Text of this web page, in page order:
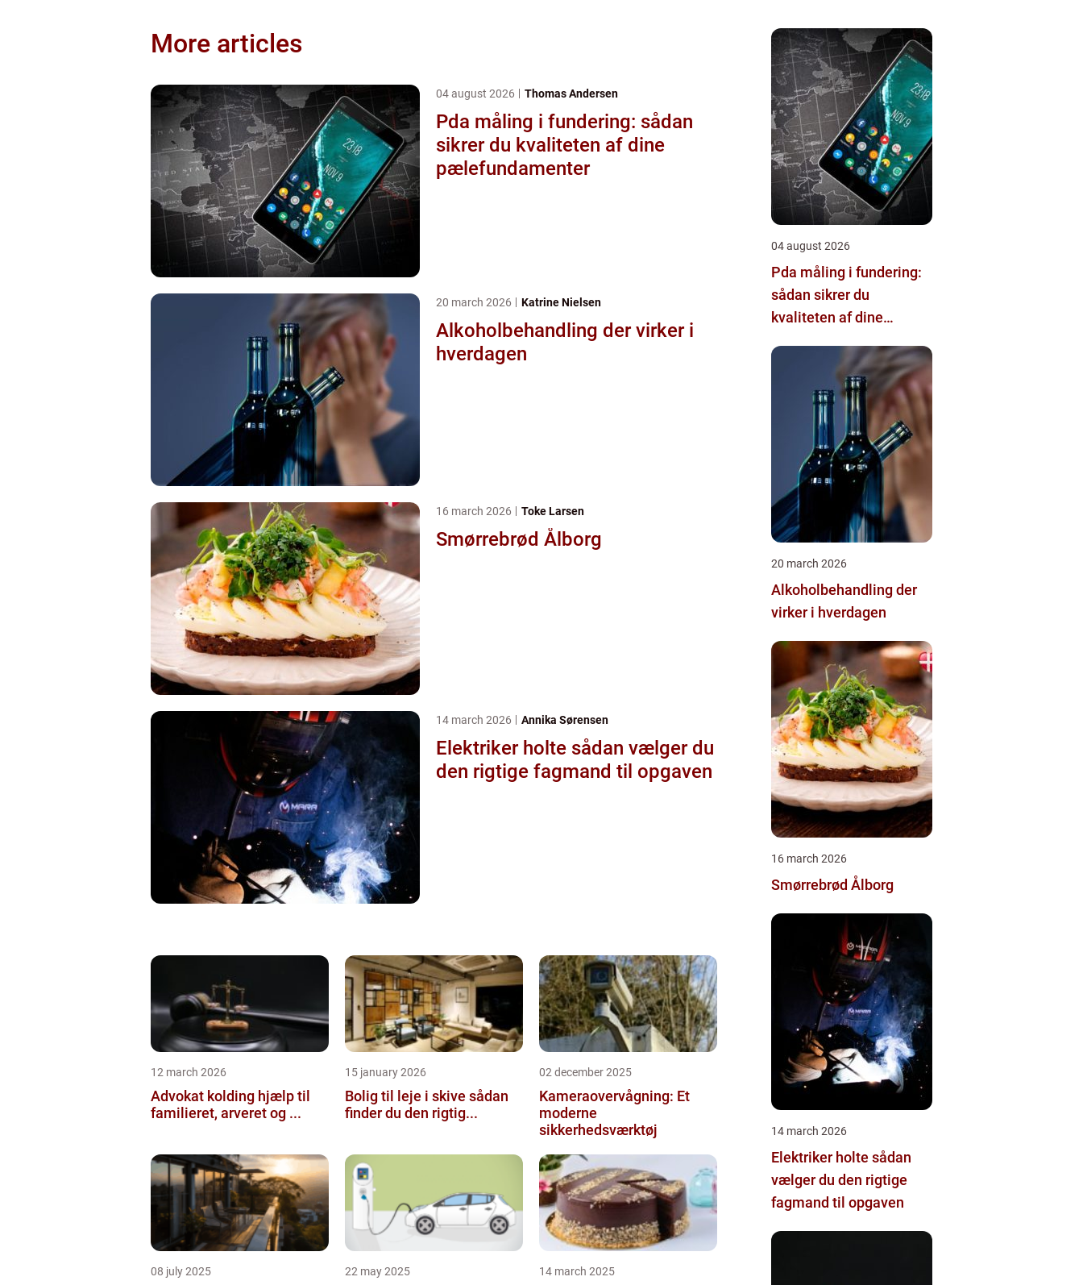
More articles
04 august 2026 Thomas Andersen
Pda måling i fundering: sådan
sikrer du kvaliteten af dine
pælefundamenter
20 march 2026 Katrine Nielsen
Alkoholbehandling der virker i
hverdagen
16 march 2026 Toke Larsen
Smørrebrød Ålborg
14 march 2026 Annika Sørensen
Elektriker holte sådan vælger du
den rigtige fagmand til opgaven
12 march 2026
Advokat kolding hjælp til
familieret, arveret og ...
15 january 2026
Bolig til leje i skive sådan
finder du den rigtig...
02 december 2025
Kameraovervågning: Et
moderne
sikkerhedsværktøj
08 july 2025 22 may 2025 14 march 2025
04 august 2026
Pda måling i fundering:
sådan sikrer du
kvaliteten af dine
20 march 2026
Alkoholbehandling der
virker i hverdagen
16 march 2026
Smørrebrød Ålborg
14 march 2026
Elektriker holte sådan
vælger du den rigtige
fagmand til opgaven